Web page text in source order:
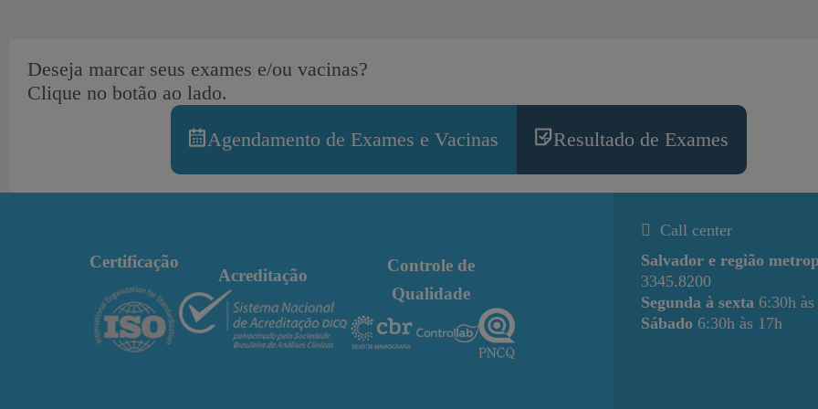
Deseja marcar seus exames e/ou vacinas?
Clique no botão ao lado.
Agendamento de Exames e Vacinas Resultado de Exames
Certificação
Acreditação
Controle de
Qualidade
Call center
Salvador e região
3345.8200
Segunda à sexta 6:30h
Sábado 6:30h às 17h